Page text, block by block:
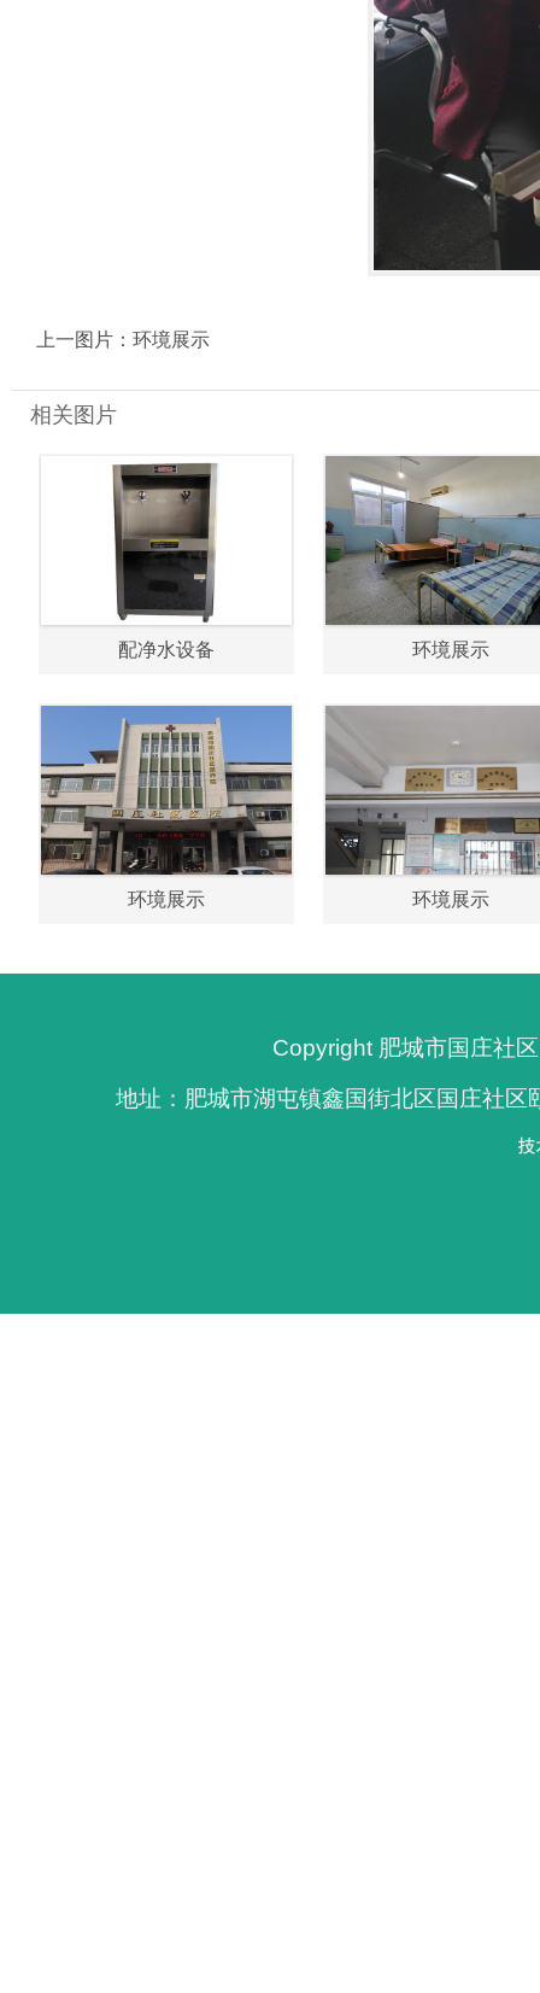
上一图片： 环境展示
相关图片
配净水设备 环境展示
环境展示 环境展示
Copyright 肥城市国庄社
地址：肥城市湖屯镇鑫国街北区国庄社